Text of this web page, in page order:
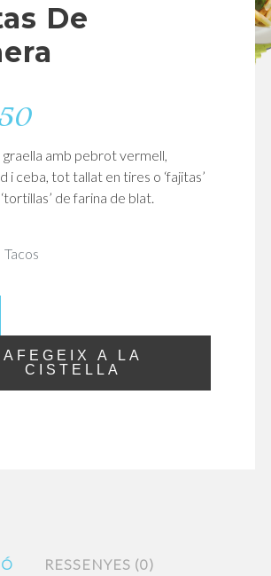
De
graella amb pebrot vermell,
i ceba, tot tallat en tires o ‘fajitas’
de farina de blat.
Tacos
AFEGEIX A LA
CISTELLA
RESSENYES (0)